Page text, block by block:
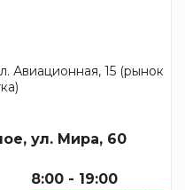
ул. Мира, 60
8:00 - 19:00